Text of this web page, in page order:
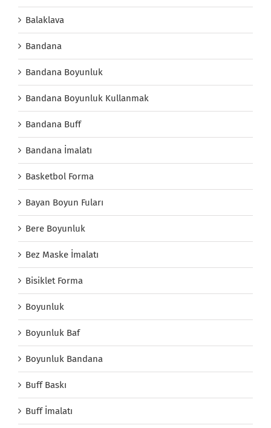
Balaklava
Bandana
Bandana Boyunluk
Bandana Boyunluk Kullanmak
Bandana Buff
Bandana İmalatı
Basketbol Forma
Bayan Boyun Fuları
Bere Boyunluk
Bez Maske İmalatı
Bisiklet Forma
Boyunluk
Boyunluk Baf
Boyunluk Bandana
Buff Baskı
Buff İmalatı